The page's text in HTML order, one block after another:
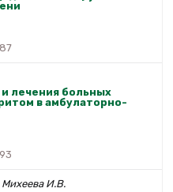
лечения больных
в амбулаторно-
И.В.